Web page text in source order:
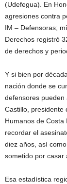
(Udefegua). En
agresiones contra
IM – Defensoras;
Derechos registró
de derechos y
Y si bien por
nación donde se
defensores pueden
Castillo, presidente
Humanos de
recordar el
diez años, así
sometido por casar
Esa estadística